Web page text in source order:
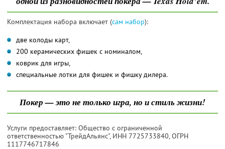
Комплектация набора включает (сам набор):
две колоды карт,
200 керамических фишек с номиналом,
коврик для игры,
специальные лотки для фишек и фишку дилера.
Покер — это не только игра, но и стиль жизни!
Услуги предоставляет: Общество с ограниченной
ответственностью "ТрейдАльянс", ИНН 7725733840, ОГРН
1117746717846